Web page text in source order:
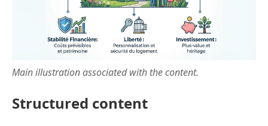
Main illustration associated with the content.
Structured content